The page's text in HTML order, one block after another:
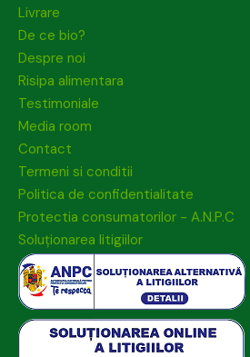
Livrare
De ce bio?
Despre noi
Risipa alimentara
Testimoniale
Media room
Contact
Termeni si conditii
Politica de confidentialitate
Protectia consumatorilor - A.N.P.C
Soluționarea litigiilor